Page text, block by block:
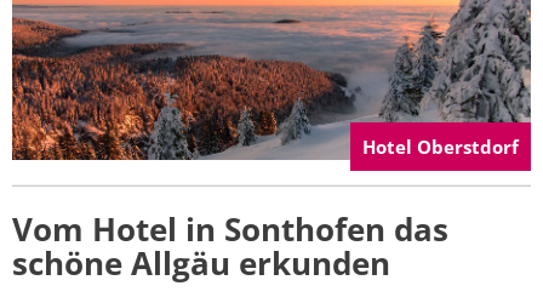
Hotel Oberstdorf
Vom Hotel in Sonthofen das
schöne Allgäu erkunden